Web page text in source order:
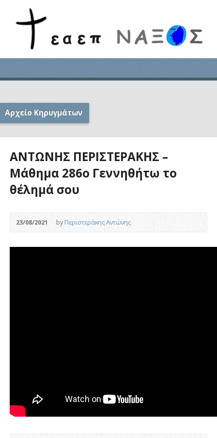
Αρχείο Κηρυγμάτων
ΑΝΤΩΝΗΣ ΠΕΡΙΣΤΕΡΑΚΗΣ –
Μάθημα 286ο Γεννηθήτω το
θέλημά σου
23/08/2021 byΠεριστεράκης Αντώνης